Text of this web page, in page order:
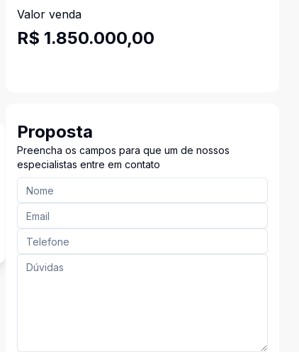
Valor venda
R$ 1.850.000,00
Proposta
Preencha os campos para que um de nossos
especialistas entre em contato